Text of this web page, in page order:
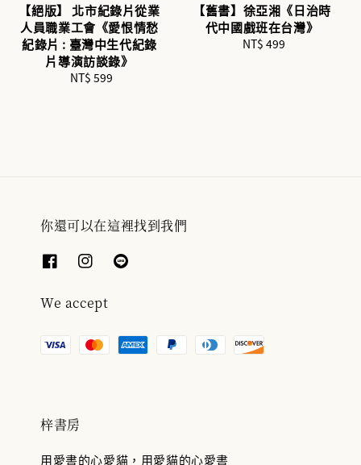
【絕版】 北市紀錄片從業
人員職業工會《愛恨情愁
紀錄片 : 臺灣中生代紀錄
片導演訪談錄》
Regular
NT$ 599
【舊書】徐亞湘《日治時
代中國戲班在台灣》
Regular
NT$ 499
你還可以在這裡找到我們
We accept
梓書房
用愛書的心愛貓，用愛貓的心愛書